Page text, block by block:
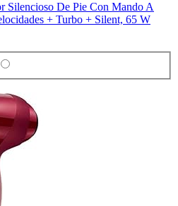
Silencioso De Pie Con Mando A
+ Turbo + Silent, 65 W